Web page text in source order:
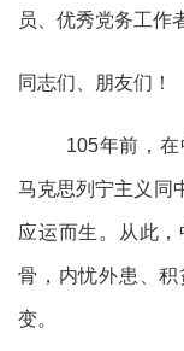
员、优秀党务工作
同志们、朋友们！
105年前，在中
马克思列宁主义同
应运而生。从此
骨，内忧外患、
变。